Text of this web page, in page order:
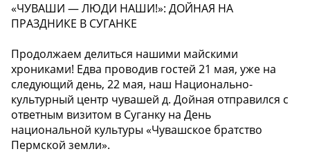
«ЧУВАШИ — ЛЮДИ НАШИ!»: ДОЙНАЯ НА
ПРАЗДНИКЕ В СУГАНКЕ
Продолжаем делиться нашими майскими
хрониками! Едва проводив гостей 21 мая, уже на
следующий день, 22 мая, наш Национально-
культурный центр чувашей д. Дойная отправился с
ответным визитом в Суганку на День
национальной культуры «Чувашское братство
Пермской земли».